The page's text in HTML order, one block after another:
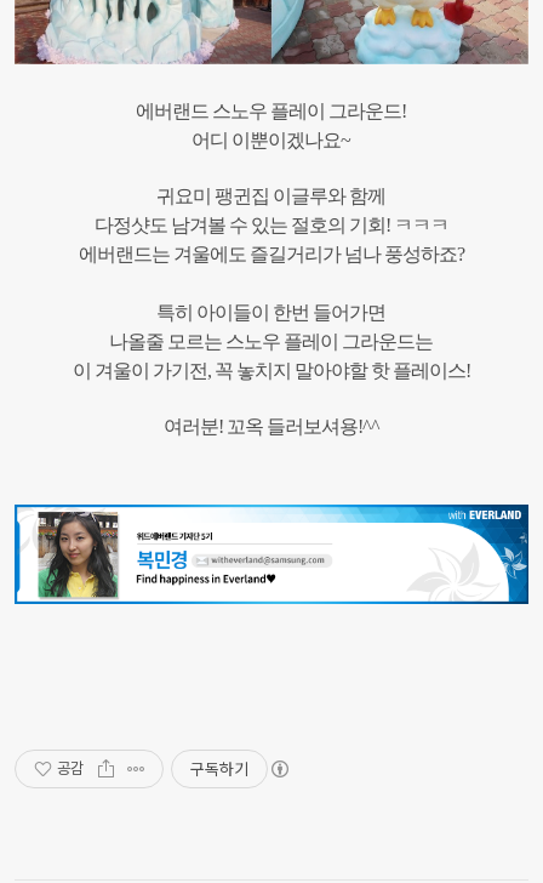
에버랜드 스노우 플레이 그라운드!
어디 이뿐이겠나요~
귀요미 팽귄집 이글루와 함께
다정샷도 남겨볼 수 있는 절호의 기회! ㅋㅋㅋ
에버랜드는 겨울에도 즐길거리가 넘나 풍성하죠?
특히 아이들이 한번 들어가면
나올줄 모르는 스노우 플레이 그라운드는
이 겨울이 가기전, 꼭 놓치지 말아야할 핫 플레이스!
여러분! 꼬옥 들러보셔용!^^
공감 구독하기